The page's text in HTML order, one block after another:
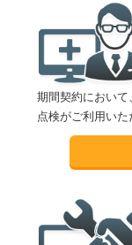
期間契約におい
点検がご利用いた